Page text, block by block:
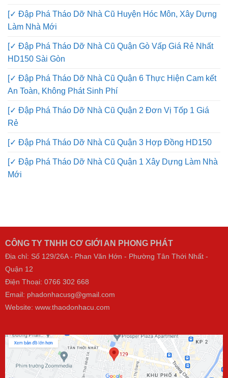
[✓ Đập Phá Tháo Dỡ Nhà Cũ Huyện Hóc Môn, Xây Dựng
Làm Nhà Mới
[✓ Đập Phá Tháo Dỡ Nhà Cũ Quận Gò Vấp Giá Rẻ Nhất
HD150 Sài Gòn
[✓ Đập Phá Tháo Dỡ Nhà Cũ Quận 6 Thực Hiện Cam kết
An Toàn, Không Phát Sinh Phí
[✓ Đập Phá Tháo Dỡ Nhà Cũ Quận 2 Đơn Vị Tốp 1 Giá
Rẻ
[✓ Đập Phá Tháo Dỡ Nhà Cũ Quận 3 Hợp Đồng HD150
[✓ Đập Phá Tháo Dỡ Nhà Cũ Quận 1 Xây Dựng Làm Nhà
Mới
CÔNG TY TNHH CƠ GIỚI AN PHONG PHÁT
Địa chỉ: Số 129/26A - Phan Văn Hớn - Phường Tân Thới Nhất -
Quận 12
Điện Thoại: 0766 302 668
Email: phadonhacusg@gmail.com
Website: www.thaodonhacu.com